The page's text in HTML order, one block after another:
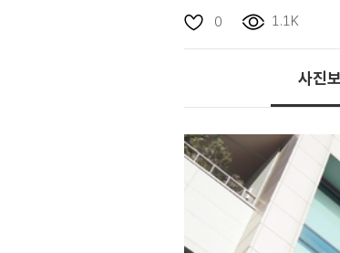
0 1.1K
사진보